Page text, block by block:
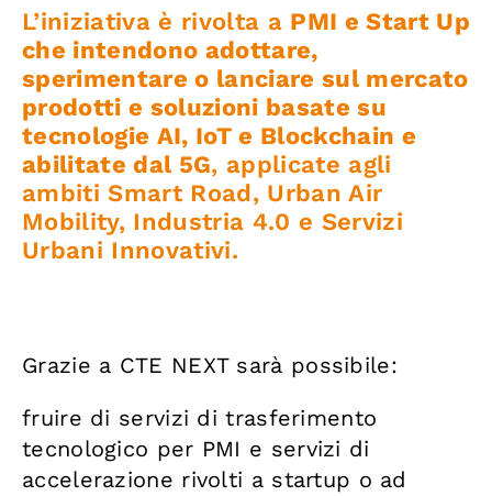
L’iniziativa è rivolta a PMI e Start Up
che intendono adottare,
sperimentare o lanciare sul mercato
prodotti e soluzioni basate su
tecnologie AI, IoT e Blockchain e
abilitate dal 5G, applicate agli
ambiti Smart Road, Urban Air
Mobility, Industria 4.0 e Servizi
Urbani Innovativi.
Grazie a CTE NEXT sarà possibile:
fruire di servizi di trasferimento
tecnologico per PMI e servizi di
accelerazione rivolti a startup o ad